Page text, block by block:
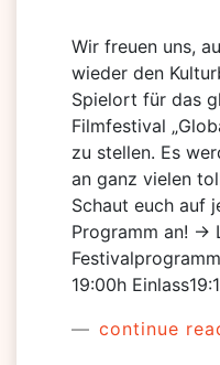
Wir freuen uns,
wieder den
Spielort für das
Filmfestival
zu stellen. Es
an ganz vielen
Schaut euch auf
Programm an! ->
19:00h
continue